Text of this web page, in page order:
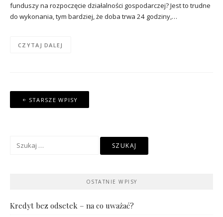
funduszy na rozpoczęcie działalności gospodarczej? Jest to trudne
do wykonania, tym bardziej, że doba trwa 24 godziny,…
CZYTAJ DALEJ
Nawigacja
po
STARSZE WPISY
Szukaj:
OSTATNIE WPISY
Kredyt bez odsetek – na co uważać?